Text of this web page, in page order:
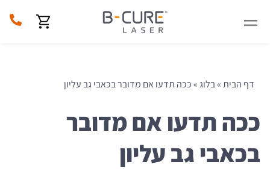
דף הבית»בלוג»ככה תדעו אם מדובר בכאבי גב עליון
ככה תדעו אם מדובר
בכאבי גב עליון